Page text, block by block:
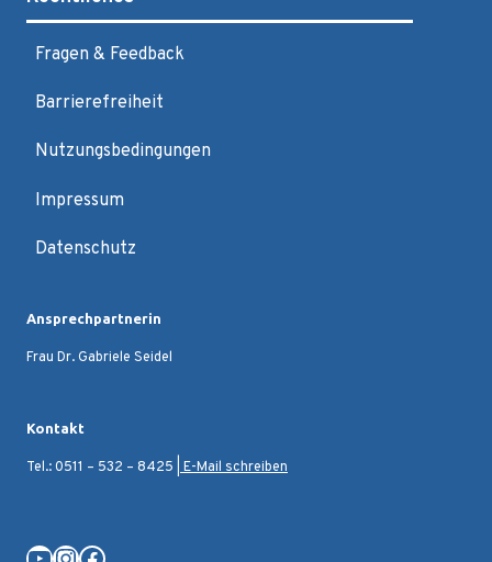
Fragen & Feedback
Barrierefreiheit
Nutzungsbedingungen
Impressum
Datenschutz
Ansprechpartnerin
Frau Dr. Gabriele Seidel
Kontakt
Tel.: 0511 – 532 – 8425 | E-Mail schreiben